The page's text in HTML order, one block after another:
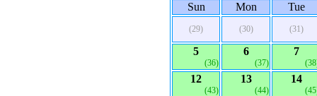
Sun Mon Tue
(29) (30) (31)
5
(36)
6
(37)
7
12
(43)
13
(44)
14